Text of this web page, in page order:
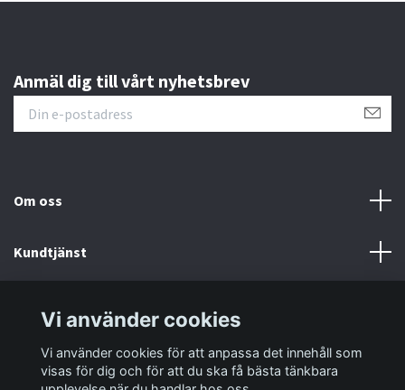
Anmäl dig till vårt nyhetsbrev
Om oss
Kundtjänst
Sociala medier
Vi använder cookies
Vi använder cookies för att anpassa det innehåll som
visas för dig och för att du ska få bästa tänkbara